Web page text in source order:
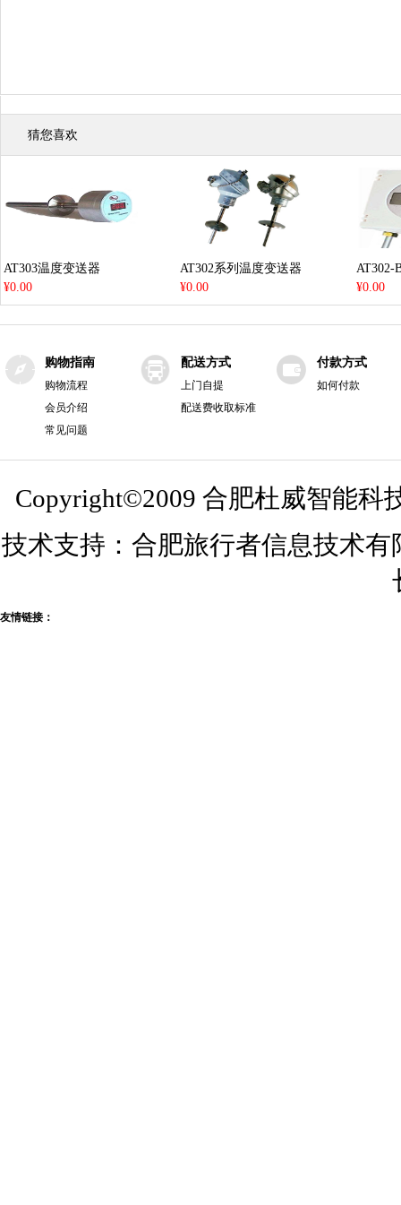
猜您喜欢
AT303温度变送器
¥0.00
AT302系列温度变送器
¥0.00
AT302-
¥0.00
购物指南
购物流程
会员介绍
常见问题
配送方式
上门自提
配送费收取标准
付款方式
如何付款
Copyright©2009 合肥杜威智能
技术支持：合肥旅行者信息技术
友情链接：